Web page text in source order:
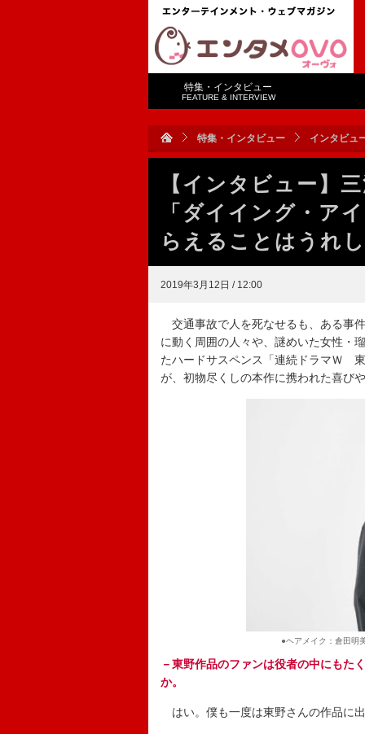
特集・インタビュー
FEATURE & INTERVIEW
特集・インタビュー インタビュ
【インタビュー】
「ダイイング・ア
らえることはうれ
2019年3月12日 / 12:00
交通事故で人を死なせるも、ある事
に動く周囲の人々や、謎めいた女性・
たハードサスペンス「連続ドラマＷ
が、初物尽くしの本作に携われた喜び
●ヘアメイク：倉田明
－東野作品のファンは役者の中にもた
か。
はい。僕も一度は東野さんの作品に